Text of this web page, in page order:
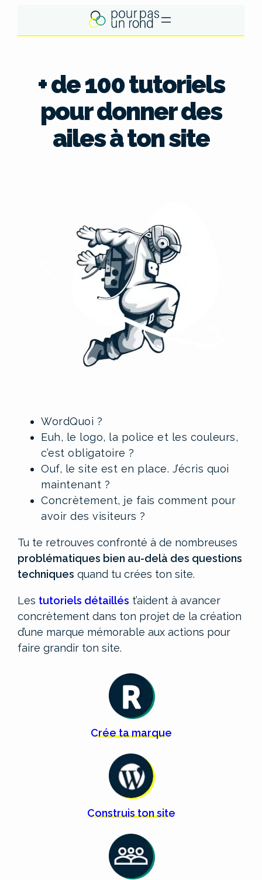
+ de 100 tutoriels
pour donner des
ailes à ton site
WordQuoi ?
Euh, le logo, la police et les couleurs,
c’est obligatoire ?
Ouf, le site est en place. J’écris quoi
maintenant ?
Concrètement, je fais comment pour
avoir des visiteurs ?
Tu te retrouves confronté à de nombreuses
problématiques bien au-delà des questions
techniques quand tu crées ton site.
Les tutoriels détaillés t’aident à avancer
concrètement dans ton projet de la création
d’une marque mémorable aux actions pour
faire grandir ton site.
Créetamarque
Construis tonsite